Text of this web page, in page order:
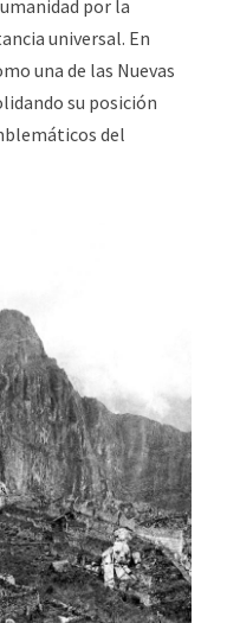
por la
universal. En
una de las Nuevas
su posición
del